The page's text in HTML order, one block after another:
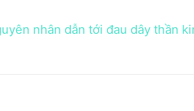
nhân dẫn tới đau dây thần